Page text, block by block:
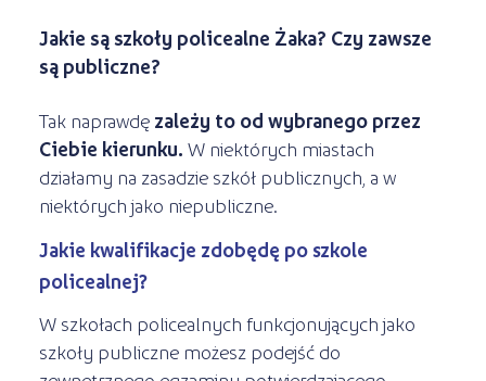
Jakie są szkoły policealne Żaka? Czy zawsze
są publiczne?
Tak naprawdę zależy to od wybranego przez
Ciebie kierunku. W niektórych miastach
działamy na zasadzie szkół publicznych, a w
niektórych jako niepubliczne.
Jakie kwalifikacje zdobędę po szkole
policealnej?
W szkołach policealnych funkcjonujących jako
szkoły publiczne możesz podejść do